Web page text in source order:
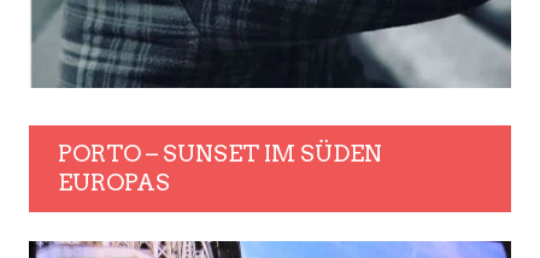
PORTO – SUNSET IM SÜDEN
EUROPAS